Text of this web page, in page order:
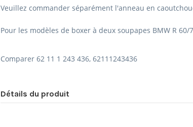
Veuillez commander séparément l'anneau en
Pour les modèles de boxer à deux soupapes BMW R 60/
Comparer 62 11 1 243 436, 62111243436
Détails du produit